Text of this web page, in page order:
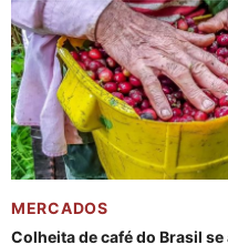
MERCADOS
Colheita de café do Brasil